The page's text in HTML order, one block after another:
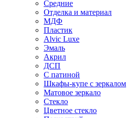
Средние
Отделка и материал
МДФ
Пластик
Alvic Luxe
Эмаль
Акрил
ДСП
С патиной
Шкафы-купе с зеркалом
Матовое зеркало
Стекло
Цветное стекло